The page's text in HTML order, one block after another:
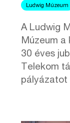
Ludwig Múzeum
A Ludwig
Múzeum a
30 éves
Telekom
pályázatot